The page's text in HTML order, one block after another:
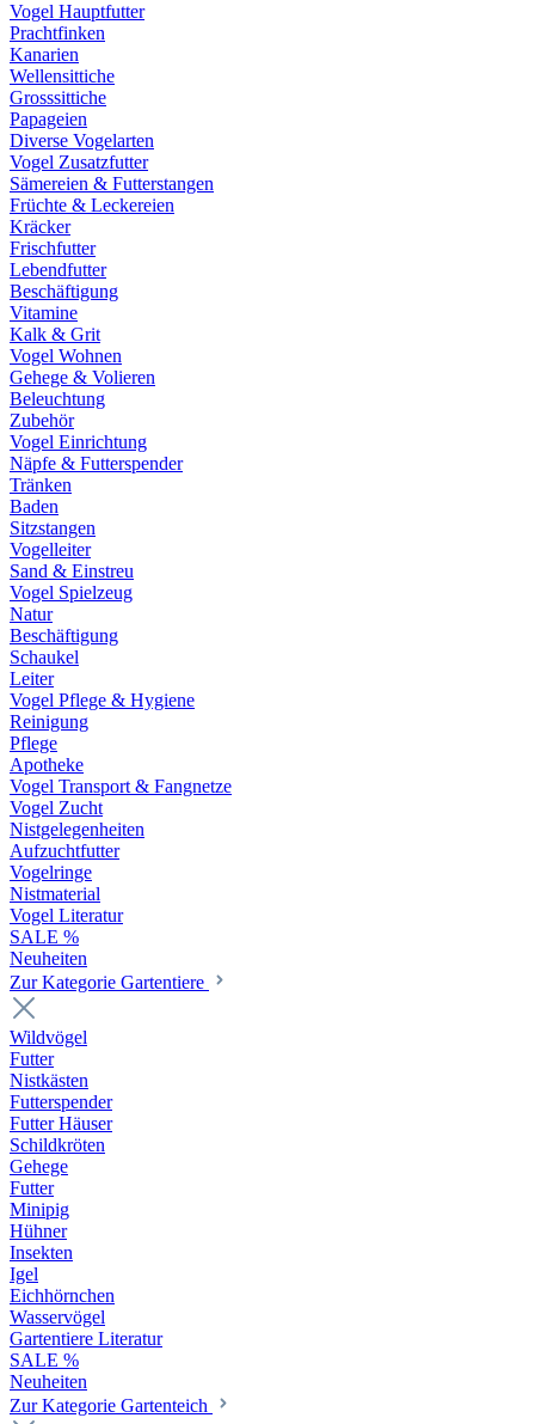
Vogel Hauptfutter
Prachtfinken
Kanarien
Wellensittiche
Grosssittiche
Papageien
Diverse Vogelarten
Vogel Zusatzfutter
Sämereien & Futterstangen
Früchte & Leckereien
Kräcker
Frischfutter
Lebendfutter
Beschäftigung
Vitamine
Kalk & Grit
Vogel Wohnen
Gehege & Volieren
Beleuchtung
Zubehör
Vogel Einrichtung
Näpfe & Futterspender
Tränken
Baden
Sitzstangen
Vogelleiter
Sand & Einstreu
Vogel Spielzeug
Natur
Beschäftigung
Schaukel
Leiter
Vogel Pflege & Hygiene
Reinigung
Pflege
Apotheke
Vogel Transport & Fangnetze
Vogel Zucht
Nistgelegenheiten
Aufzuchtfutter
Vogelringe
Nistmaterial
Vogel Literatur
SALE %
Neuheiten
Zur Kategorie Gartentiere
Wildvögel
Futter
Nistkästen
Futterspender
Futter Häuser
Schildkröten
Gehege
Futter
Minipig
Hühner
Insekten
Igel
Eichhörnchen
Wasservögel
Gartentiere Literatur
SALE %
Neuheiten
Zur Kategorie Gartenteich